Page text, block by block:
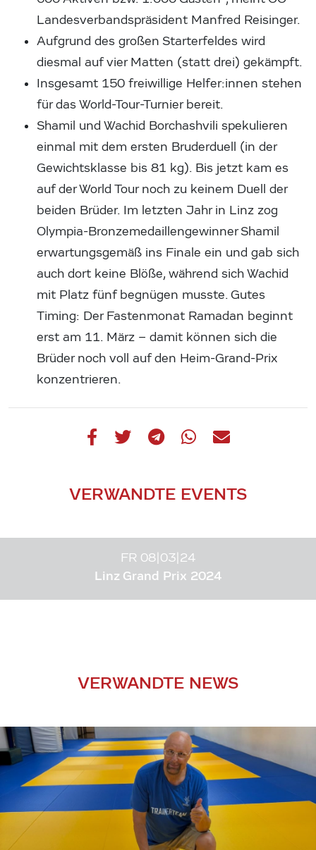
Landesverbandspräsident Manfred Reisinger.
Aufgrund des großen Starterfeldes wird
diesmal auf vier Matten (statt drei) gekämpft.
Insgesamt 150 freiwillige Helfer:innen stehen
für das World-Tour-Turnier bereit.
Shamil und Wachid Borchashvili spekulieren
einmal mit dem ersten Bruderduell (in der
Gewichtsklasse bis 81 kg). Bis jetzt kam es
auf der World Tour noch zu keinem Duell der
beiden Brüder. Im letzten Jahr in Linz zog
Olympia-Bronzemedaillengewinner Shamil
erwartungsgemäß ins Finale ein und gab sich
auch dort keine Blöße, während sich Wachid
mit Platz fünf begnügen musste. Gutes
Timing: Der Fastenmonat Ramadan beginnt
erst am 11. März – damit können sich die
Brüder noch voll auf den Heim-Grand-Prix
konzentrieren.
VERWANDTE EVENTS
FR 08|03|24
Linz Grand Prix 2024
VERWANDTE NEWS